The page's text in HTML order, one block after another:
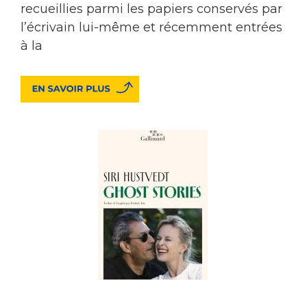
recueillies parmi les papiers conservés par
l’écrivain lui-même et récemment entrées
à la